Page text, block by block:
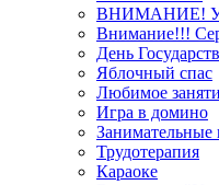
ВНИМАНИЕ!
Внимание!!!
День
Яблочный спас
Любимое
Игра в домино
Занимательные
Трудотерапия
Караоке